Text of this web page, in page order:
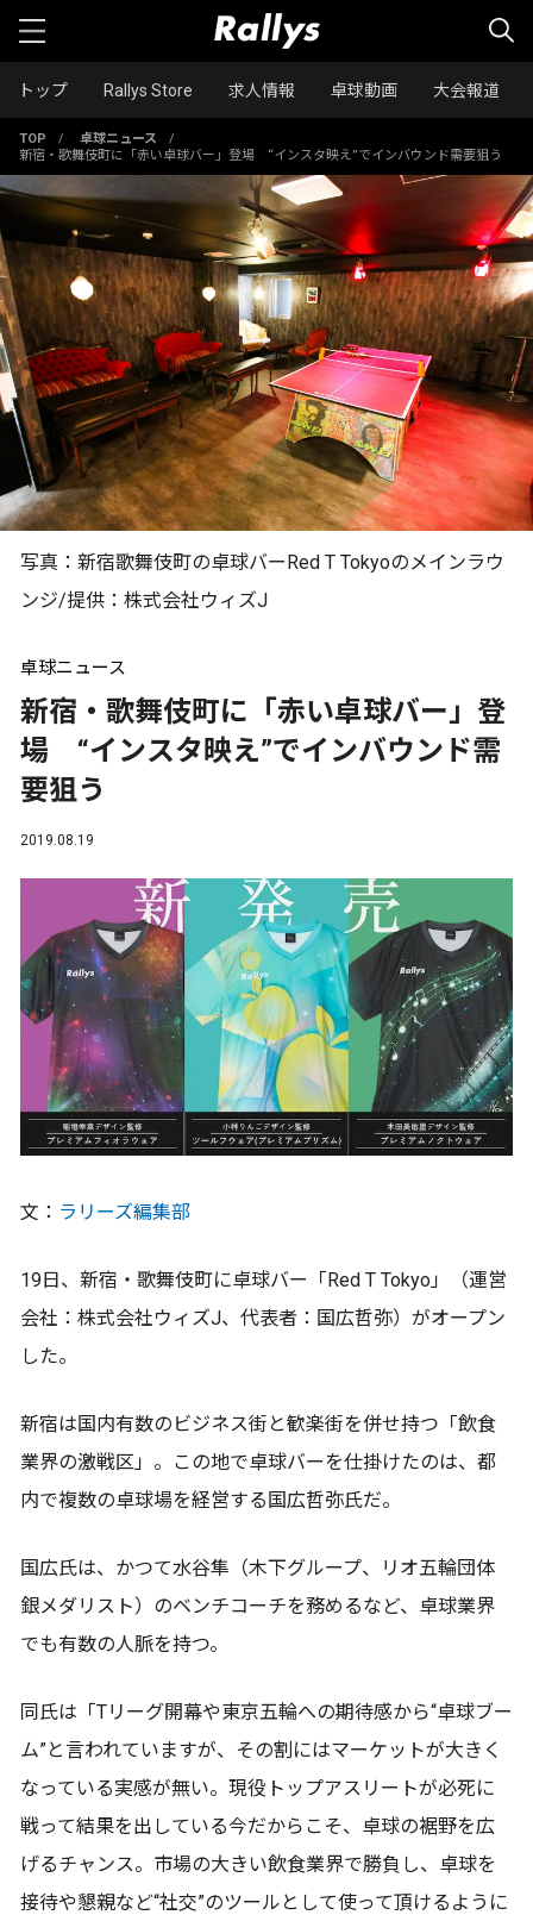
トップ Rallys Store 求人情報 卓球動画 大会報道
TOP / 卓球ニュース
/
新宿・歌舞伎町に「赤い卓球バー」登場 “インスタ映え”でインバウンド需要狙う
写真：新宿歌舞伎町の卓球バーRed T Tokyoのメインラウ
ンジ/提供：株式会社ウィズJ
卓球ニュース
新宿・歌舞伎町に「赤い卓球バー」登
場 “インスタ映え”でインバウンド需
要狙う
2019.08.19
文： ラリーズ編集部
19日、新宿・歌舞伎町に卓球バー「Red T Tokyo」（運営
会社：株式会社ウィズJ、代表者：国広哲弥）がオープン
した。
新宿は国内有数のビジネス街と歓楽街を併せ持つ「飲食
業界の激戦区」。この地で卓球バーを仕掛けたのは、都
内で複数の卓球場を経営する国広哲弥氏だ。
国広氏は、かつて水谷隼（木下グループ、リオ五輪団体
銀メダリスト）のベンチコーチを務めるなど、卓球業界
でも有数の人脈を持つ。
同氏は「Tリーグ開幕や東京五輪への期待感から“卓球ブー
ム”と言われていますが、その割にはマーケットが大きく
なっている実感が無い。現役トップアスリートが必死に
戦って結果を出している今だからこそ、卓球の裾野を広
げるチャンス。市場の大きい飲食業界で勝負し、卓球を
接待や懇親など“社交”のツールとして使って頂けるように